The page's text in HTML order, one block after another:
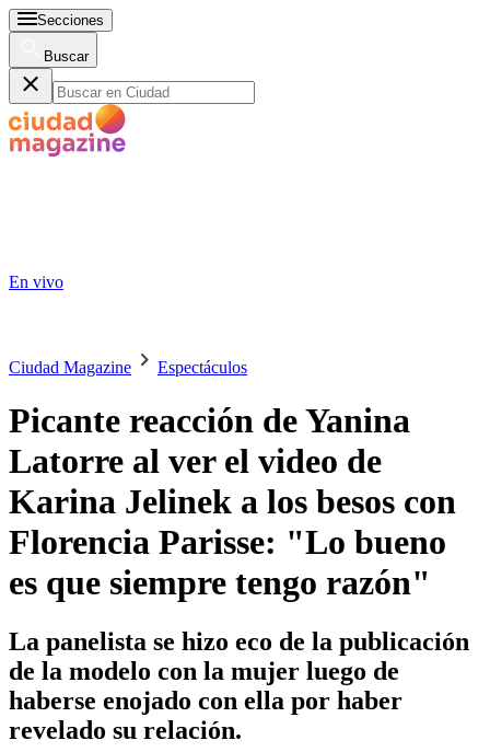
Secciones
Buscar
En vivo
Ciudad Magazine Espectáculos
Picante reacción de Yanina
Latorre al ver el video de
Karina Jelinek a los besos con
Florencia Parisse: "Lo bueno
es que siempre tengo razón"
La panelista se hizo eco de la publicación
de la modelo con la mujer luego de
haberse enojado con ella por haber
revelado su relación.